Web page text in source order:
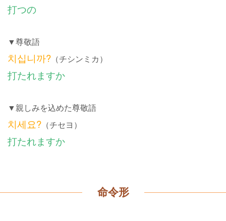
打つの
▼尊敬語
치십니까? （チシンミカ）
打たれますか
▼親しみを込めた尊敬語
치세요? （チセヨ）
打たれますか
命令形